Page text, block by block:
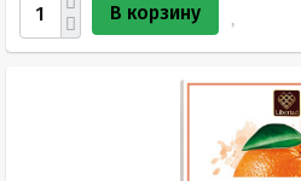
В корзину